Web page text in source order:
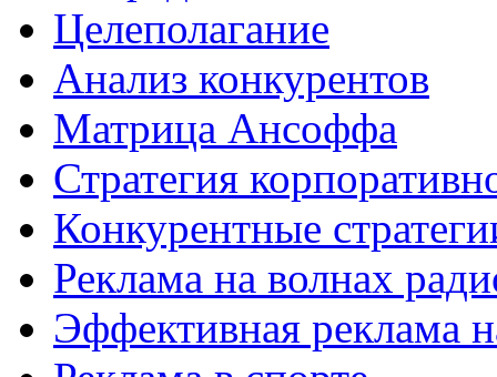
Целеполагание
Анализ конкурентов
Матрица Ансоффа
Стратегия
Конкурентные
Реклама на волнах
Эффективная реклама